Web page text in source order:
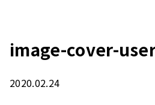
image-cover-
2020.02.24